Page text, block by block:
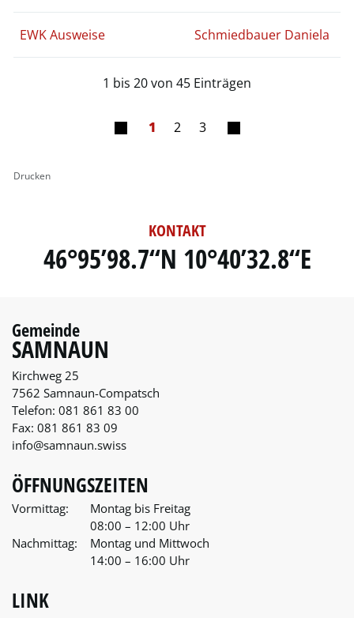
EWK Ausweise Schmiedbauer Daniela
1 bis 20 von 45 Einträgen
1 2 3
Drucken
46°95’98.7“N 10°40’32.8“E
KONTAKT
Gemeinde
SAMNAUN
Kirchweg 25
7562 Samnaun-Compatsch
Telefon: 081 861 83 00
Fax: 081 861 83 09
info@samnaun.swiss
ÖFFNUNGSZEITEN
Vormittag:
Montag bis Freitag
08:00 – 12:00 Uhr
Nachmittag:
Montag und Mittwoch
14:00 – 16:00 Uhr
LINK